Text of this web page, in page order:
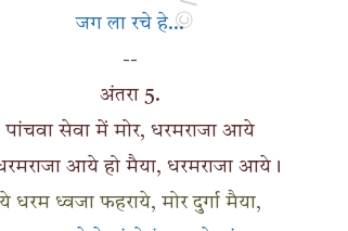
जग ला रचे हे...
--
अंतरा 5.
पांचवा सेवा में मोर, धरमराजा आये
आये हो मैया, धरमराजा आये।
ये धरम ध्वजा फहराये, मोर दुर्गा मैया,